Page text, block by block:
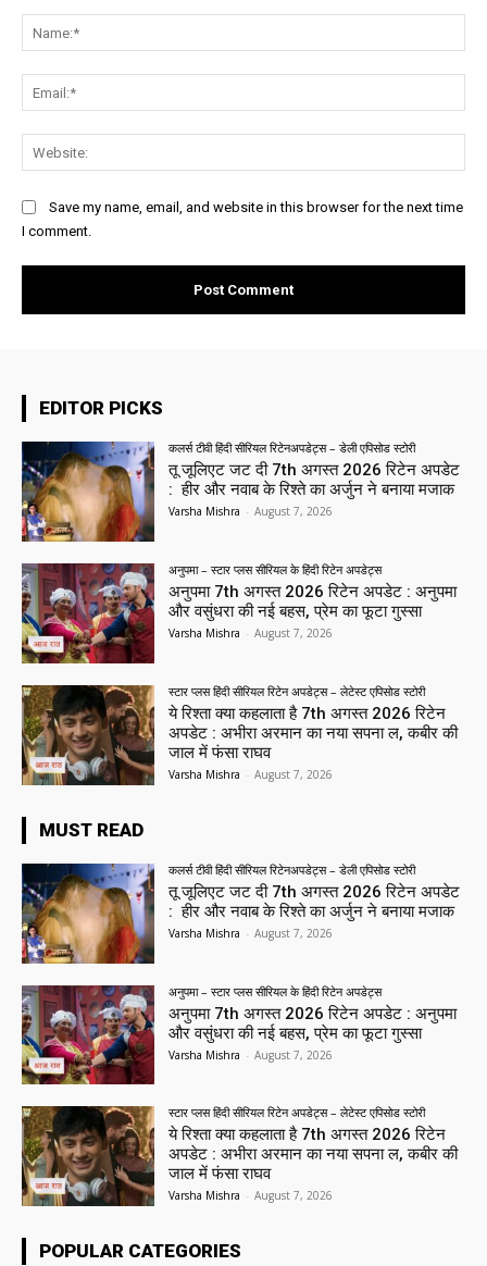
Save my name, email, and website in this browser for the next time
I comment.
EDITOR PICKS
कलर्स टीवी हिंदी सीरियल रिटेनअपडेट्स – डेली एपिसोड स्टोरी
तू जूलिएट जट दी 7th अगस्त 2026 रिटेन अपडेट
: हीर और नवाब के रिश्ते का अर्जुन ने बनाया मजाक
Varsha Mishra - August 7, 2026
अनुपमा – स्टार प्लस सीरियल के हिंदी रिटेन अपडेट्स
अनुपमा 7th अगस्त 2026 रिटेन अपडेट : अनुपमा
और वसुंधरा की नई बहस, प्रेम का फूटा गुस्सा
Varsha Mishra - August 7, 2026
स्टार प्लस हिंदी सीरियल रिटेन अपडेट्स – लेटेस्ट एपिसोड स्टोरी
ये रिश्ता क्या कहलाता है 7th अगस्त 2026 रिटेन
अपडेट : अभीरा अरमान का नया सपना ल, कबीर की
जाल में फंसा राघव
Varsha Mishra - August 7, 2026
MUST READ
कलर्स टीवी हिंदी सीरियल रिटेनअपडेट्स – डेली एपिसोड स्टोरी
तू जूलिएट जट दी 7th अगस्त 2026 रिटेन अपडेट
: हीर और नवाब के रिश्ते का अर्जुन ने बनाया मजाक
Varsha Mishra - August 7, 2026
अनुपमा – स्टार प्लस सीरियल के हिंदी रिटेन अपडेट्स
अनुपमा 7th अगस्त 2026 रिटेन अपडेट : अनुपमा
और वसुंधरा की नई बहस, प्रेम का फूटा गुस्सा
Varsha Mishra - August 7, 2026
स्टार प्लस हिंदी सीरियल रिटेन अपडेट्स – लेटेस्ट एपिसोड स्टोरी
ये रिश्ता क्या कहलाता है 7th अगस्त 2026 रिटेन
अपडेट : अभीरा अरमान का नया सपना ल, कबीर की
जाल में फंसा राघव
Varsha Mishra - August 7, 2026
POPULAR CATEGORIES